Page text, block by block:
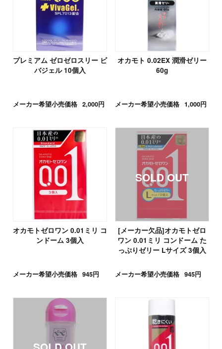
プレミアム ゼロゼロスリー ビ
バジェル 10個入
メーカー希望小売価格 2,000円
オカモト 0.02EX 潤滑ゼリー
60g
メーカー希望小売価格 1,000円
オカモトゼロワン 0.01ミリ コ
ンドーム 3個入
メーカー希望小売価格 945円
[メーカー欠品]オカモトゼロ
ワン 0.01ミリ コンドーム た
っぷりゼリー Lサイズ 3個入
メーカー希望小売価格 945円